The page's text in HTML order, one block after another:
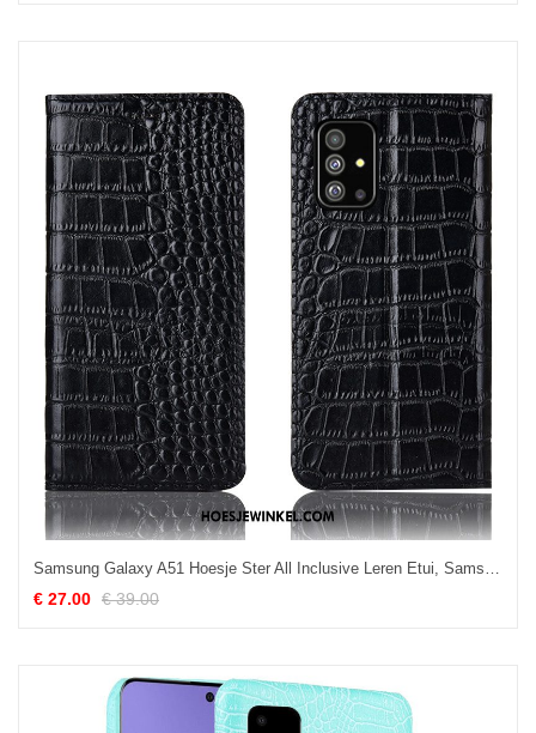
Samsung Galaxy A51 Hoesje Ster All Inclusive Leren Etui, Samsung Galaxy A51 Hoesje Anti-fall Zwart
€ 27.00 € 39.00